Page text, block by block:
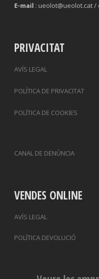
E-mail : ueolot@ueolot.cat
PRIVACITAT
AVÍS LEGAL
POLÍTICA DE PRIVACITAT
POLÍTICA DE COOKIES
CANAL DE DENÚNCIA
VENDES ONLINE
AVÍS LEGAL
POLÍTICA DEVOLUCIÓ